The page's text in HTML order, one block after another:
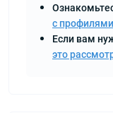
с профилями
Если вам
это